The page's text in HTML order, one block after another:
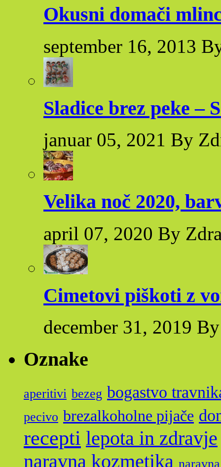
Okusni domači
september 16, 2013
Sladice brez peke –
januar 05, 2021 By
Velika noč 2020,
april 07, 2020 By
Cimetovi piškoti z
december 31, 2019
Oznake
aperitivi bezeg bogastvo
pecivo brezalkoholne pijače
recepti lepota in zdravje
naravna kozmetika